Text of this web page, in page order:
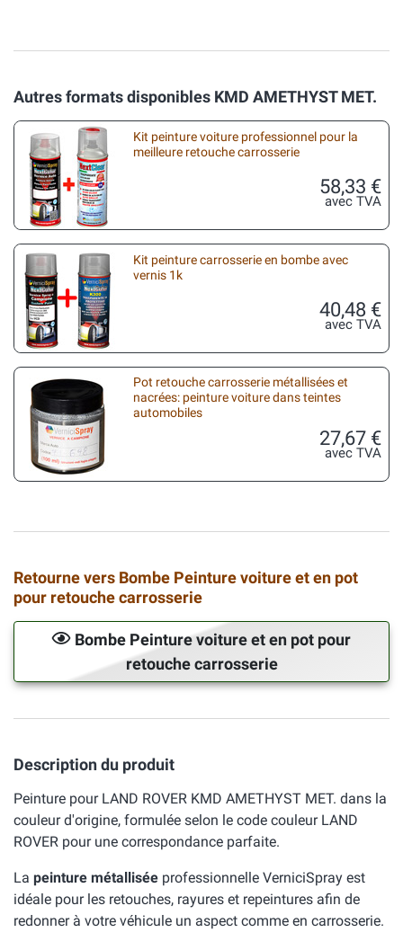
Autres formats disponibles KMD AMETHYST MET.
Kit peinture voiture professionnel pour la
meilleure retouche carrosserie
58,33 €
avec TVA
Kit peinture carrosserie en bombe avec
vernis 1k
40,48 €
avec TVA
Pot retouche carrosserie métallisées et
nacrées: peinture voiture dans teintes
automobiles
27,67 €
avec TVA
Retourne vers Bombe Peinture voiture et en pot
pour retouche carrosserie
Bombe Peinture voiture et en pot pour
retouche carrosserie
Description du produit
Peinture pour LAND ROVER KMD AMETHYST MET. dans la
couleur d'origine, formulée selon le code couleur LAND
ROVER pour une correspondance parfaite.
La peinture métallisée professionnelle VerniciSpray est
idéale pour les retouches, rayures et repeintures afin de
redonner à votre véhicule un aspect comme en carrosserie.